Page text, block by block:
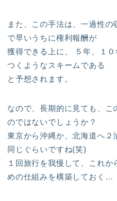
また、この手法は、一過性の
で早いうちに権利報酬が
獲得できる上に、 ５年、１
つくようなスキームである
と予想されます。
なので、長期的に見ても、こ
のではないでしょうか？
東京から沖縄か、北海道へ２
同じぐらいですね(笑)
１回旅行を我慢して、これか
めの仕組みを構築しておく…